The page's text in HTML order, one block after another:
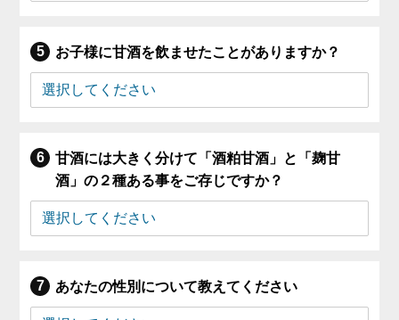
お子様に甘酒を飲ませたことがありますか？
甘酒には大きく分けて「酒粕甘酒」と「麹甘
酒」の２種ある事をご存じですか？
あなたの性別について教えてください